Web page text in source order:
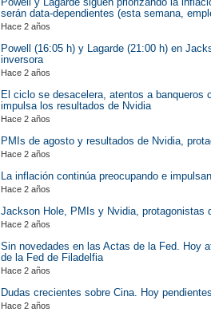
serán data-dependientes (esta semana,
Hace 2 años
Powell (16:05 h) y Lagarde (21:00 h) en
inversora
Hace 2 años
El ciclo se desacelera, atentos a banqueros
impulsa los resultados de Nvidia
Hace 2 años
PMIs de agosto y resultados de Nvidia,
Hace 2 años
La inflación continúa preocupando e
Hace 2 años
Jackson Hole, PMIs y Nvidia, protagonistas
Hace 2 años
Sin novedades en las Actas de la Fed. Hoy
de la Fed de Filadelfia
Hace 2 años
Dudas crecientes sobre Cina. Hoy
Hace 2 años